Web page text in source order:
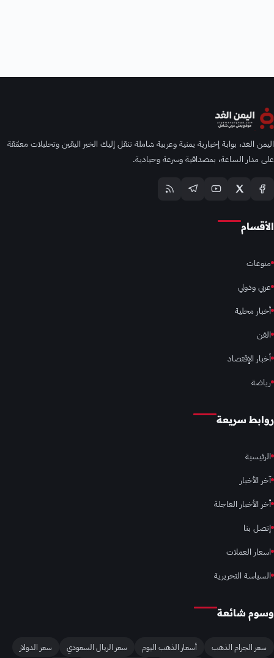
اليمن الغد، بوابة إخبارية يمنية وعربية شاملة تنقل إليك الخبر اليقين وتحليلات معمّقة
على مدار الساعة، بمصداقية وسرعة وحيادية.
الأقسام
منوعات
عربي ودولي
أخبار محلية
الفن
أخبار الإقتصاد
رياضة
روابط سريعة
الرئيسية
آخر الأخبار
أخر الأخبار العاجلة
إتصل بنا
اسعار العملات
السياسة التحريرية
وسوم شائعة
سعر الجرام الذهب أسعار الذهب اليوم سعر الريال السعودي سعر الدولار